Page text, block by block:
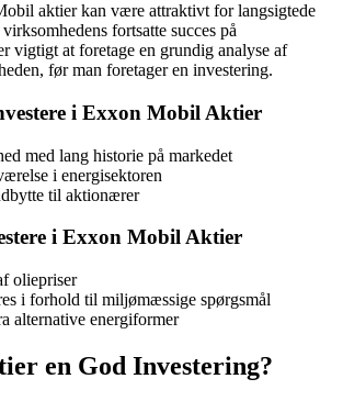
aktier kan være attraktivt for langsigtede
fortsatte succes på
vigtigt at foretage en grundig analyse af
før man foretager en investering.
i Exxon Mobil Aktier
med lang historie på markedet
i energisektoren
til aktionærer
i Exxon Mobil Aktier
oliepriser
i forhold til miljømæssige spørgsmål
alternative energiformer
en God Investering?